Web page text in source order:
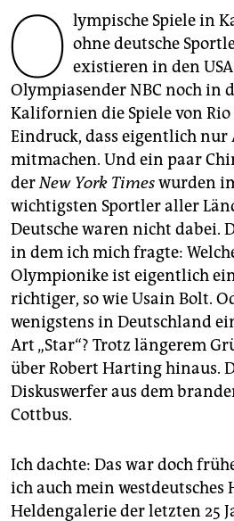
genossenschaft
epaper login
O lympische Spiele in
ohne deutsche
existieren in den
Olympiasender NBC noch in
Kalifornien die Spiele von
Eindruck, dass eigentlich
mitmachen. Und ein paar
derNew York Timeswurden
wichtigsten Sportler aller
Deutsche waren nicht dabei.
in dem ich mich fragte:
Olympionike ist eigentlich
richtiger, so wie Usain Bolt.
wenigstens in Deutschland
Art „Star“? Trotz längerem
über Robert Harting hinaus.
Diskuswerfer aus dem
Cottbus.
Ich dachte: Das war doch
ich auch mein westdeutsches
Heldengalerie der letzten 25